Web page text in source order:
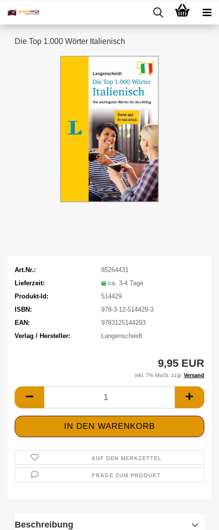
Die Top 1.000 Wörter Italienisch
Art.Nr.:
85264431
Lieferzeit:
ca. 3-4 Tage
Produkt-Id:
514429
ISBN:
978-3-12-514429-3
EAN:
9783125144293
Verlag / Hersteller:
Langenscheidt
9,95 EUR
inkl. 7% MwSt. zzgl. Versand
AUF DEN MERKZETTEL
FRAGE ZUM PRODUKT
Beschreibung